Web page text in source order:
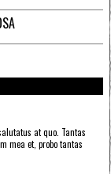
at quo. Tantas
mea et, probo tantas